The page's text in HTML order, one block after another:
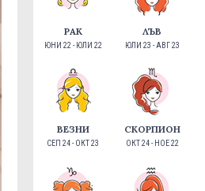
РАК
ЮНИ 22 - ЮЛИ 22
ЛЪВ
ЮЛИ 23 - АВГ 23
ВЕЗНИ
СЕП 24 - ОКТ 23
СКОРПИОН
ОКТ 24 - НОЕ 22